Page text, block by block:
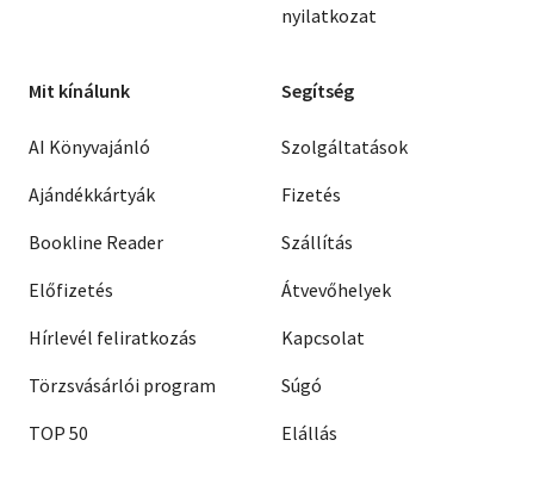
nyilatkozat
Mit kínálunk
AI Könyvajánló
Ajándékkártyák
Bookline Reader
Előfizetés
Hírlevél feliratkozás
Törzsvásárlói program
TOP 50
Segítség
Szolgáltatások
Fizetés
Szállítás
Átvevőhelyek
Kapcsolat
Súgó
Elállás